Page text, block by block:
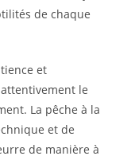
de chaque
et
le
La pêche à la
et de
de manière à